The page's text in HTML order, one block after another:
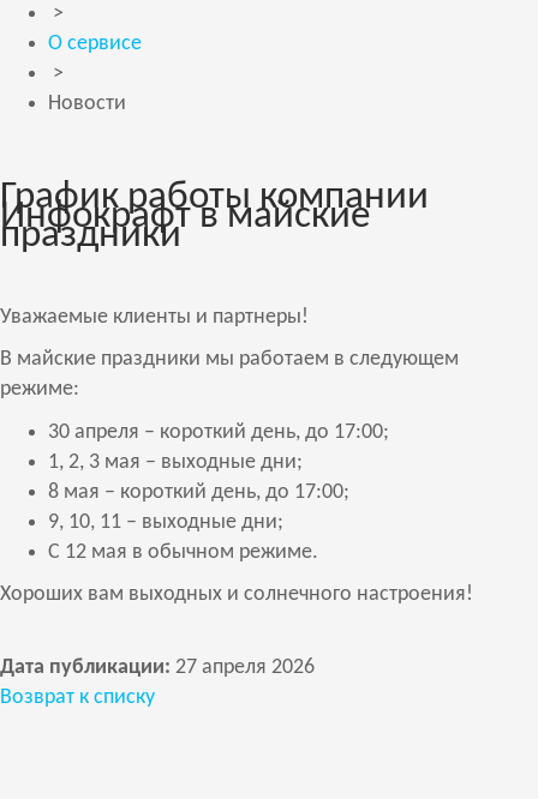
>
О сервисе
>
Новости
График работы компании
Инфокрафт в майские
праздники
Уважаемые клиенты и партнеры!
В майские праздники мы работаем в следующем
режиме:
30 апреля – короткий день, до 17:00;
1, 2, 3 мая – выходные дни;
8 мая – короткий день, до 17:00;
9, 10, 11 – выходные дни;
С 12 мая в обычном режиме.
Хороших вам выходных и солнечного настроения!
Дата публикации: 27 апреля 2026
Возврат к списку